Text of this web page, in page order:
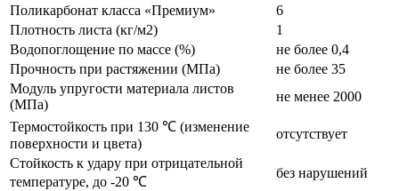
Поликарбонат класса «Премиум»
6
Плотность листа (кг/м2)
1
Водопоглощение по массе (%)
не более 0,4
Прочность при растяжении (МПа)
не более 35
Модуль упругости материала листов
(МПа)
не менее 2000
Термостойкость при 130 ℃ (изменение
поверхности и цвета)
отсутствует
Стойкость к удару при отрицательной
температуре, до -20 ℃
без нарушений